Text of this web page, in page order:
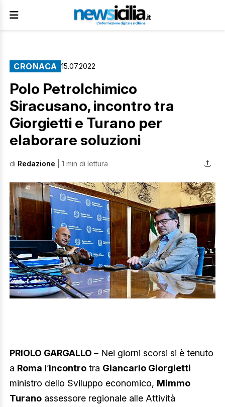
CRONACA 15.07.2022
Polo Petrolchimico
Siracusano, incontro tra
Giorgietti e Turano per
elaborare soluzioni
di Redazione | 1 min di lettura
PRIOLO GARGALLO – Nei giorni scorsi si è tenuto
a Roma l’incontro tra Giancarlo Giorgietti
ministro dello Sviluppo economico, Mimmo
Turano assessore regionale alle Attività